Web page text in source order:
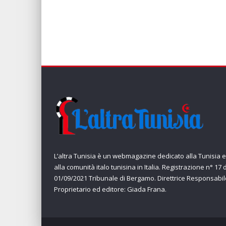
L’altra Tunisia è un webmagazine dedicato alla Tunisia e
alla comunità italo tunisina in Italia. Registrazione n° 17
01/09/2021 Tribunale di Bergamo. Direttrice
Proprietario ed editore: Giada Frana.